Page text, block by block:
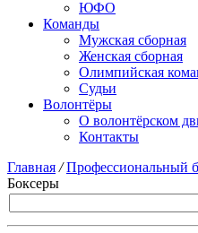
ЮФО
Команды
Мужская сборная
Женская сборная
Олимпийская
Судьи
Волонтёры
О волонтёрском
Контакты
Главная / Профессиональный
Боксеры